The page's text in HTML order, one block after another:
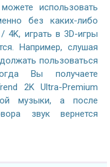
использовать
без каких-либо
4K, играть в 3D-игры
Например, слушая
пользоваться
Вы получаете
2K Ultra-Premium
музыки, а после
звук вернется